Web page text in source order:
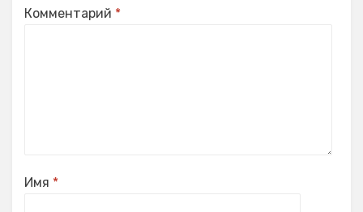
Комментарий *
Имя *